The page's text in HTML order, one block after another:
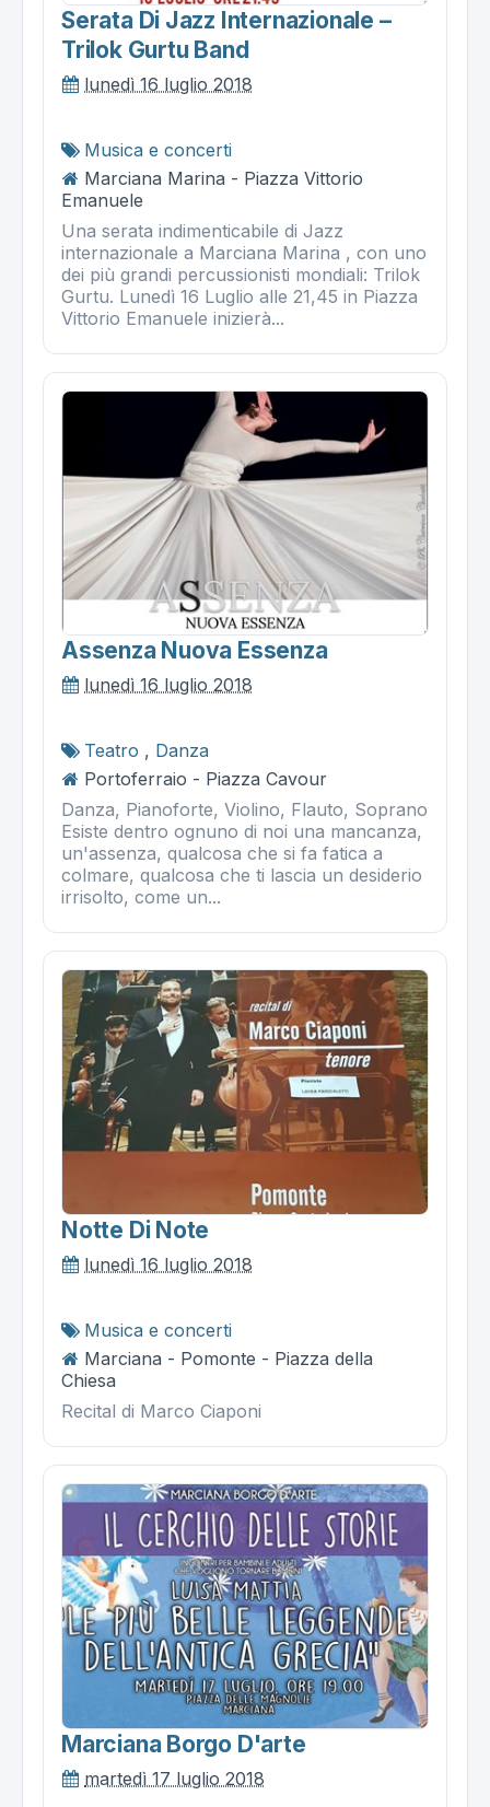
Serata Di Jazz Internazionale –
Trilok Gurtu Band
lunedì 16 luglio 2018
Musica e concerti
Marciana Marina - Piazza Vittorio
Emanuele
Una serata indimenticabile di Jazz
internazionale a Marciana Marina , con uno
dei più grandi percussionisti mondiali: Trilok
Gurtu. Lunedì 16 Luglio alle 21,45 in Piazza
Vittorio Emanuele inizierà...
Assenza Nuova Essenza
lunedì 16 luglio 2018
Teatro , Danza
Portoferraio - Piazza Cavour
Danza, Pianoforte, Violino, Flauto, Soprano
Esiste dentro ognuno di noi una mancanza,
un'assenza, qualcosa che si fa fatica a
colmare, qualcosa che ti lascia un desiderio
irrisolto, come un...
Notte Di Note
lunedì 16 luglio 2018
Musica e concerti
Marciana - Pomonte - Piazza della
Chiesa
Recital di Marco Ciaponi
Marciana Borgo D'arte
martedì 17 luglio 2018